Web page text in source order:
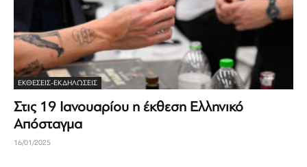
ΕΚΘΈΣΕΙΣ-ΕΚΔΗΛΏΣΕΙΣ
Στις 19 Ιανουαρίου η έκθεση Ελληνικό
Απόσταγμα
16/01/2025